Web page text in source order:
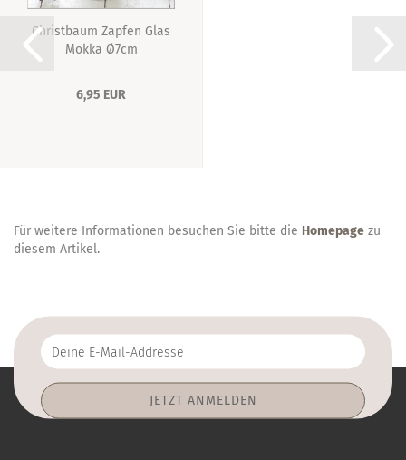
Christbaum Zapfen Glas
Mokka Ø7cm
6,95 EUR
Für weitere Informationen besuchen Sie bitte die Homepage zu
diesem Artikel.
Deine
E-
Addresse